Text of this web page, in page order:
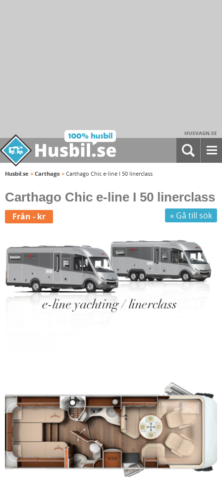
HUSVAGN.SE
Husbil.se » Carthago » Carthago Chic e-line I 50 linerclass
Carthago Chic e-line I 50 linerclass
Från - kr « Gå till sök